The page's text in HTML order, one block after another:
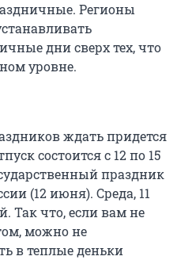
Регионы
дни сверх тех, что
уровне.
ждать придется
состоится с 12 по 15
праздник
(12 июня). Среда, 11
Так что, если вам не
можно не
в теплые деньки